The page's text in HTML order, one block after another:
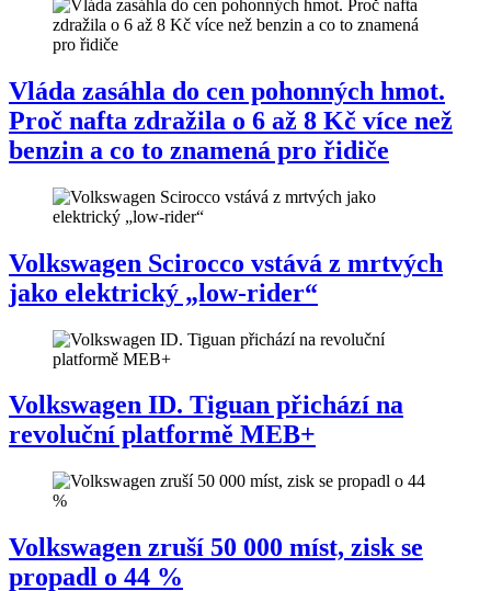
Vláda zasáhla do cen pohonných hmot.
Proč nafta zdražila o 6 až 8 Kč více než
benzin a co to znamená pro řidiče
Volkswagen Scirocco vstává z mrtvých
jako elektrický „low-rider“
Volkswagen ID. Tiguan přichází na
revoluční platformě MEB+
Volkswagen zruší 50 000 míst, zisk se
propadl o 44 %